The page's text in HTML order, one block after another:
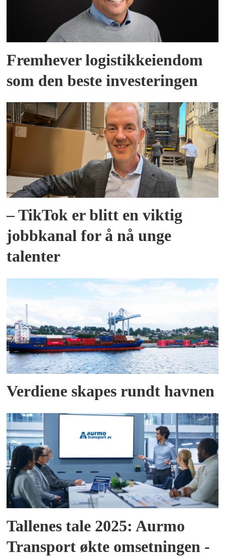
Fremhever logistikkeiendom
som den beste investeringen
– TikTok er blitt en viktig
jobbkanal for å nå unge
talenter
Verdiene skapes rundt havnen
Tallenes tale 2025: Aurmo
Transport økte omsetningen -